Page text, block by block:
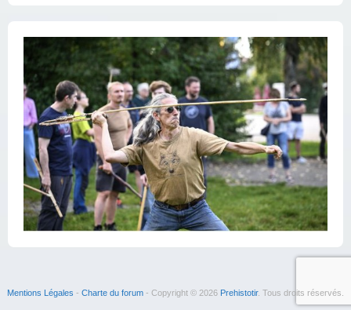
Mentions Légales - Charte du forum - Copyright © 2026 Prehistotir. Tous droits réservés.